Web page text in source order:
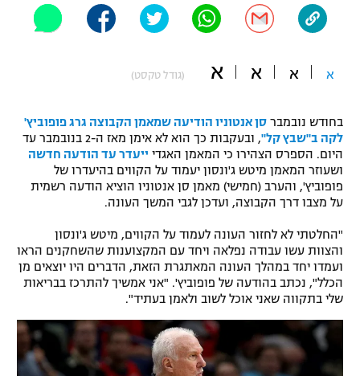
"מחצית בשכונה" – פודקאסט
משתתפים וזוכים בפרסים
תקנון משתתפים וזוכים בפרסים
תקנון עבור פעילות אלקטרה
תקנון עבור פעילות ספורט 1 – "מרלן"
טניס
גיימינג E-Sports
תנאי שימוש
מדיניות פרטיות
תקנון פעילות ספורט 1
אופניים
ספורט מוטורי
פוטבול אמריקאי NFL
בייסבול MLB
ספורט אתגרי ואקסטרים
אומנויות לחימה
גיימינג E-Sports
א א א א (גודל טקסט)
בחודש נובמבר סן אנטוניו הודיעה שמאמן הקבוצה גרג פופוביץ'
לקה ב"שבץ קל"
, ובעקבות כך הוא לא אימן מאז ה-2 בנובמבר עד
היום. הספרס הצהירו כי המאמן האגדי ייעדר עד הודעה חדשה
ושעוזר המאמן מיטש ג'ונסון יעמוד על הקווים בהיעדרו של
פופוביץ', והערב (חמישי) מאמן סן אנטוניו הוציא הודעה רשמית
על מצבו דרך הקבוצה, ועדכן לגבי המשך העונה.
"החלטתי לא לחזור העונה לעמוד על הקווים, מיטש ג'ונסון
והצוות עשו עבודה נפלאה ויחד עם המקצוענות שהשחקנים הראו
ועמדו יחד במהלך העונה המאתגרת הזאת, הדברים היו יוצאים מן
הכלל", נכתב בהודעה של פופוביץ'. "אני אמשיך להתרכז בבריאות
שלי בתקווה שאני אוכל לשוב ולאמן בעתיד".